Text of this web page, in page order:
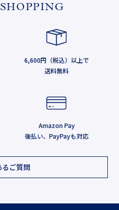
6,600円（税込）以上で
送料無料
Amazon Pay
後払い、PayPayも対応
るご質問